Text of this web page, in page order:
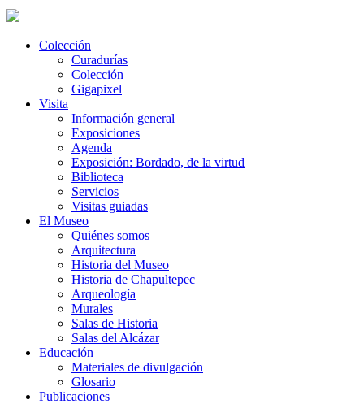
Colección
Curadurías
Colección
Gigapixel
Visita
Información general
Exposiciones
Agenda
Exposición: Bordado, de la virtud
Biblioteca
Servicios
Visitas guiadas
El Museo
Quiénes somos
Arquitectura
Historia del Museo
Historia de Chapultepec
Arqueología
Murales
Salas de Historia
Salas del Alcázar
Educación
Materiales de divulgación
Glosario
Publicaciones